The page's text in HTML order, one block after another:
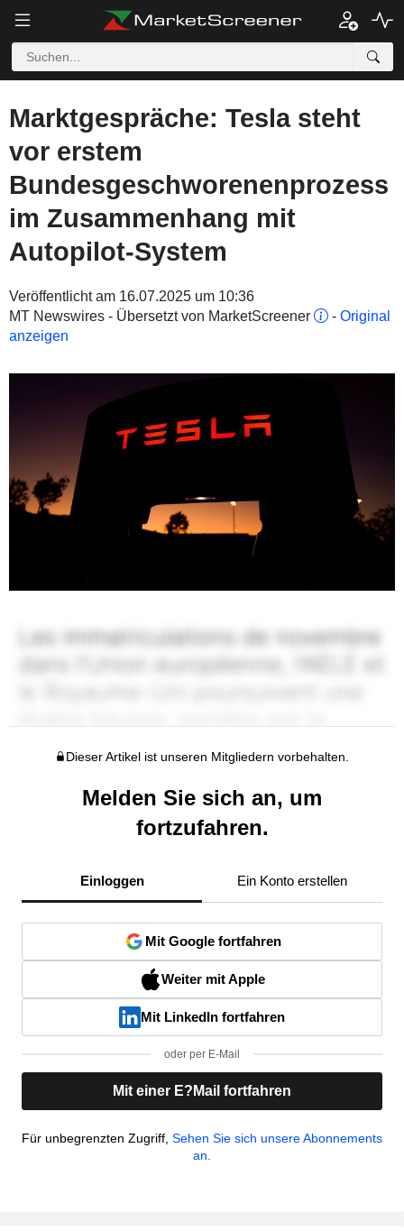
Marktgespräche: Tesla steht
vor erstem
Bundesgeschworenenprozess
im Zusammenhang mit
Autopilot-System
Veröffentlicht am 16.07.2025 um 10:36
MT Newswires - Übersetzt von MarketScreener
- Original
anzeigen
Dieser Artikel ist unseren Mitgliedern vorbehalten.
Melden Sie sich an, um
fortzufahren.
Einloggen Ein Konto erstellen
Mit Google fortfahren
Weiter mit Apple
Mit LinkedIn fortfahren
oder per E-Mail
Mit einer E?Mail fortfahren
Für unbegrenzten Zugriff, Sehen Sie sich unsere Abonnements
an.